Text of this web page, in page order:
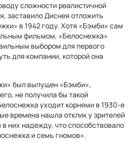
сложности реалистичной
заставило Диснея отложить
в 1942 году. Хотя «Бэмби» сам
фильмом, «Белоснежка»
выбором для первого
для компании, которой она
был выпущен «Бэмби»,
не получила бы такой
уходит корнями в 1930-е
времена нашла отклик у зрителей
них надежду, что способствовало
и семь гномов».